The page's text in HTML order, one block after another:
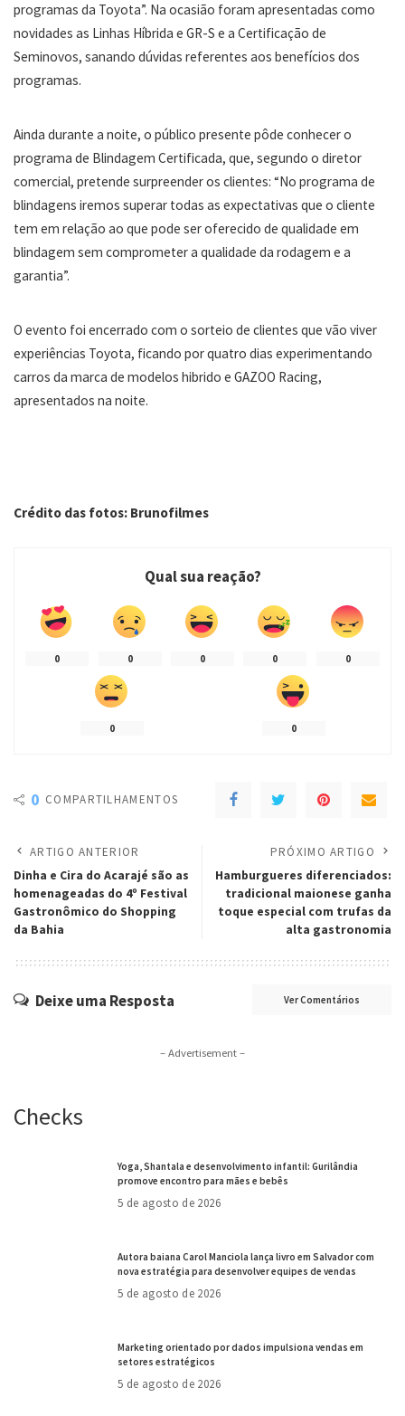
programas da Toyota”. Na ocasião foram apresentadas como
novidades as Linhas Híbrida e GR-S e a Certificação de
Seminovos, sanando dúvidas referentes aos benefícios dos
programas.
Ainda durante a noite, o público presente pôde conhecer o
programa de Blindagem Certificada, que, segundo o diretor
comercial, pretende surpreender os clientes: “No programa de
blindagens iremos superar todas as expectativas que o cliente
tem em relação ao que pode ser oferecido de qualidade em
blindagem sem comprometer a qualidade da rodagem e a
garantia”.
O evento foi encerrado com o sorteio de clientes que vão viver
experiências Toyota, ficando por quatro dias experimentando
carros da marca de modelos hibrido e GAZOO Racing,
apresentados na noite.
Crédito das fotos: Brunofilmes
Qual sua reação?
0 0 0 0 0
0 0
0 COMPARTILHAMENTOS
ARTIGO ANTERIOR
Dinha e Cira do Acarajé são as
homenageadas do 4º Festival
Gastronômico do Shopping
da Bahia
PRÓXIMO ARTIGO
Hamburgueres diferenciados:
tradicional maionese ganha
toque especial com trufas da
alta gastronomia
Deixe uma Resposta Ver Comentários
– Advertisement –
Checks
Yoga, Shantala e desenvolvimento infantil: Gurilândia
promove encontro para mães e bebês
5 de agosto de 2026
Autora baiana Carol Manciola lança livro em Salvador com
nova estratégia para desenvolver equipes de vendas
5 de agosto de 2026
Marketing orientado por dados impulsiona vendas em
setores estratégicos
5 de agosto de 2026